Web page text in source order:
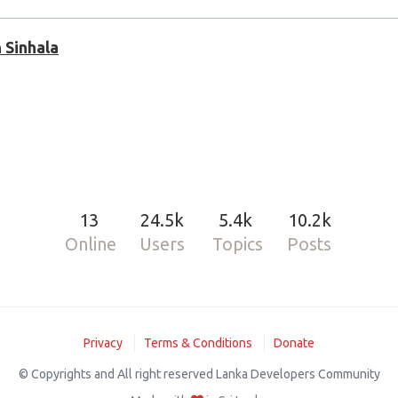
ලෝගෝ පිලිබද සරල පලමු පාඩමෙන් මම මෙහිදී ඔබ හමු වූ අතර
:point_left:
වීඩියෝ 2ක මගින් ලබා දී තිබෙනවා සහ ඒවා ට ඔබගේ Logo 1ක්
Sinhala
13
Online
24.5k
Users
5.4k
Topics
10.2k
Posts
Privacy Terms & Conditions Donate
© Copyrights and All right reserved Lanka Developers Community